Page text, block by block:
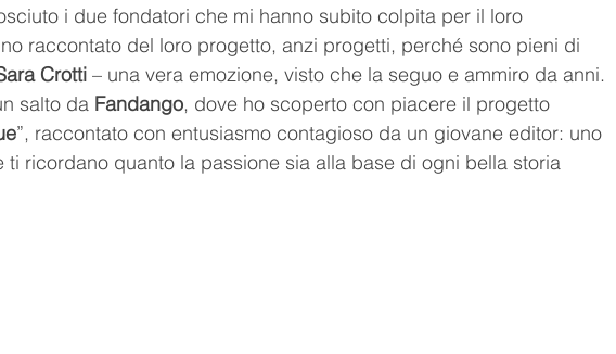
i due fondatori che mi hanno subito colpita per il loro
raccontato del loro progetto, anzi progetti, perché sono pieni di
Crotti – una vera emozione, visto che la seguo e ammiro da anni.
salto da Fandango, dove ho scoperto con piacere il progetto
”, raccontato con entusiasmo contagioso da un giovane editor: uno
ti ricordano quanto la passione sia alla base di ogni bella storia